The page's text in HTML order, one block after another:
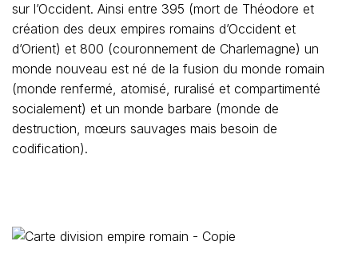
sur l’Occident. Ainsi entre 395 (mort de Théodore et
création des deux empires romains d’Occident et
d’Orient) et 800 (couronnement de Charlemagne) un
monde nouveau est né de la fusion du monde romain
(monde renfermé, atomisé, ruralisé et compartimenté
socialement) et un monde barbare (monde de
destruction, mœurs sauvages mais besoin de
codification).